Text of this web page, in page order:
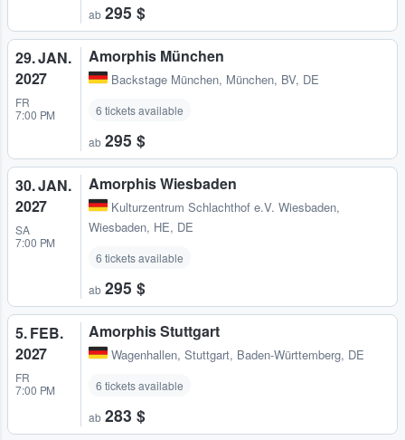
ab 295 $
29. JAN.
2027
FR
7:00 PM
Amorphis München
Backstage München, München, BV, DE
6 tickets available
ab 295 $
30. JAN.
2027
SA
7:00 PM
Amorphis Wiesbaden
Kulturzentrum Schlachthof e.V. Wiesbaden,
Wiesbaden, HE, DE
6 tickets available
ab 295 $
5. FEB.
2027
FR
7:00 PM
Amorphis Stuttgart
Wagenhallen, Stuttgart, Baden-Württemberg, DE
6 tickets available
ab 283 $